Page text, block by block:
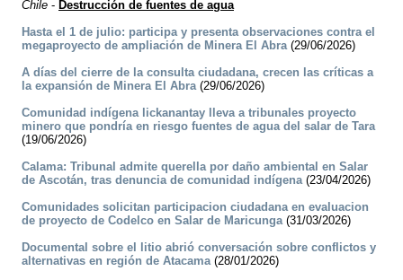
Chile - Destrucción de fuentes de agua
Hasta el 1 de julio: participa y presenta observaciones contra el
megaproyecto de ampliación de Minera El Abra(29/06/2026)
A días del cierre de la consulta ciudadana, crecen las críticas a
la expansión de Minera El Abra(29/06/2026)
Comunidad indígena lickanantay lleva a tribunales proyecto
minero que pondría en riesgo fuentes de agua del salar de Tara
(19/06/2026)
Calama: Tribunal admite querella por daño ambiental en Salar
de Ascotán, tras denuncia de comunidad indígena(23/04/2026)
Comunidades solicitan participacion ciudadana en evaluacion
de proyecto de Codelco en Salar de Maricunga(31/03/2026)
Documental sobre el litio abrió conversación sobre conflictos y
alternativas en región de Atacama(28/01/2026)